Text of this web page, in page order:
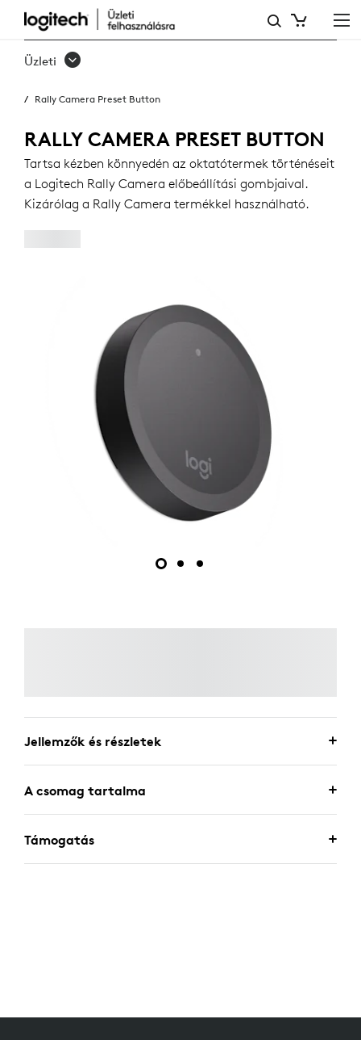
LOGITECH
RALLY
PRESET
BUTTON
Üzleti
Rally Camera Preset Button
RALLY CAMERA PRESET BUTTON
Tartsa kézben könnyedén az oktatótermek történéseit
a Logitech Rally Camera előbeállítási gombjaival.
Kizárólag a Rally Camera termékkel használható.
Jellemzők és részletek
A csomag tartalma
Támogatás